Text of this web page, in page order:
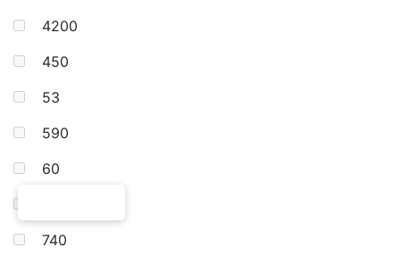
4200
450
53
590
60
740